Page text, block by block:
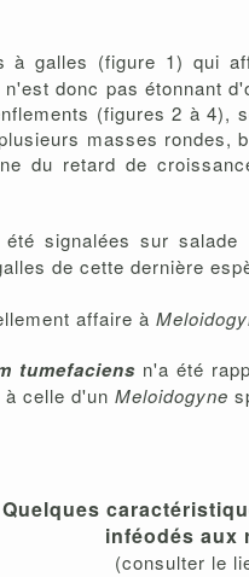
à galles (figure 1) qui
donc pas étonnant
(figures 2 à
masses
du retard de
été signalées sur
de cette dernière
affaire à
tumefaciens n'a été
celle d'un Meloidogyne
Quelques
inféodés aux
(consulter le